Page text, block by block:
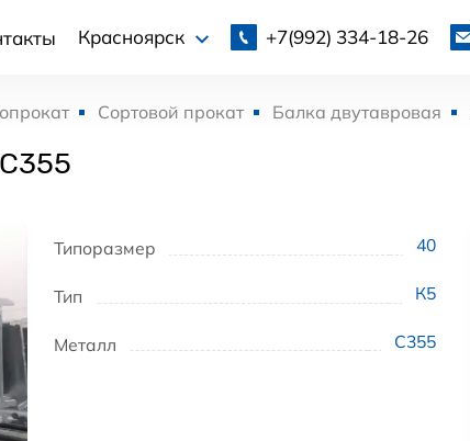
Красноярск +7(992) 334-18-26
Сортовой прокат Балка двутавровая
Типоразмер 40
Тип К5
Металл С355